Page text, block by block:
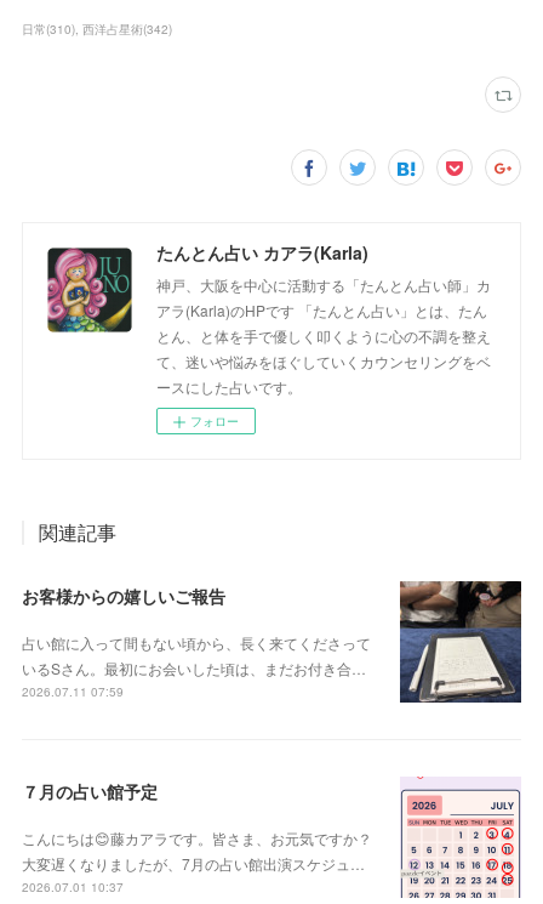
日常(310) 西洋占星術(342)
たんとん占い カアラ(Karla)
神戸、大阪を中心に活動する「たんとん占い師」カ
アラ(Karla)のHPです 「たんとん占い」とは、たん
とん、と体を手で優しく叩くように心の不調を整え
て、迷いや悩みをほぐしていくカウンセリングをベ
ースにした占いです。
フォロー
関連記事
お客様からの嬉しいご報告
占い館に入って間もない頃から、長く来てくださって
いるSさん。最初にお会いした頃は、まだお付き合…
2026.07.11 07:59
７月の占い館予定
こんにちは😊藤カアラです。皆さま、お元気ですか？
大変遅くなりましたが、7月の占い館出演スケジュ…
2026.07.01 10:37